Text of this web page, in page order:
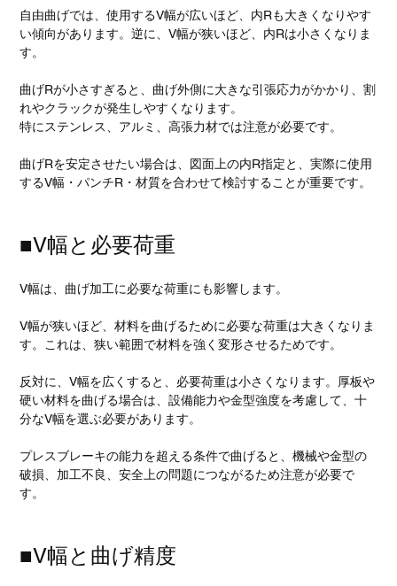
自由曲げでは、使用するV幅が広いほど、内Rも大きくなりやす
い傾向があります。逆に、V幅が狭いほど、内Rは小さくなりま
す。
曲げRが小さすぎると、曲げ外側に大きな引張応力がかかり、割
れやクラックが発生しやすくなります。
特にステンレス、アルミ、高張力材では注意が必要です。
曲げRを安定させたい場合は、図面上の内R指定と、実際に使用
するV幅・パンチR・材質を合わせて検討することが重要です。
■V幅と必要荷重
V幅は、曲げ加工に必要な荷重にも影響します。
V幅が狭いほど、材料を曲げるために必要な荷重は大きくなりま
す。これは、狭い範囲で材料を強く変形させるためです。
反対に、V幅を広くすると、必要荷重は小さくなります。厚板や
硬い材料を曲げる場合は、設備能力や金型強度を考慮して、十
分なV幅を選ぶ必要があります。
プレスブレーキの能力を超える条件で曲げると、機械や金型の
破損、加工不良、安全上の問題につながるため注意が必要で
す。
■V幅と曲げ精度